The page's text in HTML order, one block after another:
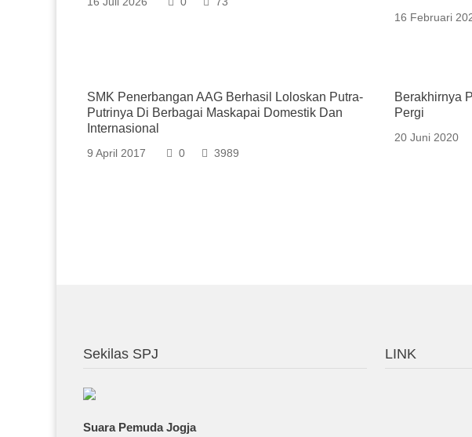
16 Februari
SMK Penerbangan AAG Berhasil Loloskan Putra-
Putrinya Di Berbagai Maskapai Domestik Dan
Internasional
9 April 2017 0 3989
Berakhirnya
Pergi
20 Juni 2020
Sekilas SPJ
Suara Pemuda Jogja
LINK